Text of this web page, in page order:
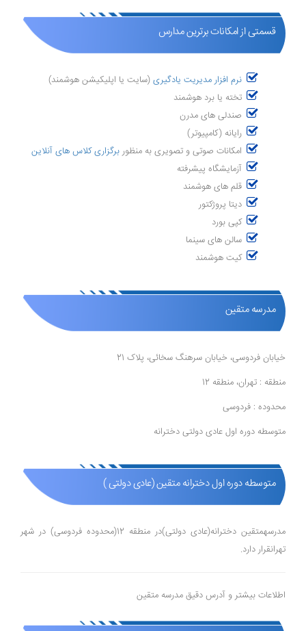
قسمتی از امکانات برترین مدارس
نرم افزار مدیریت یادگیری (سایت یا اپلیکیشن هوشمند)
تخته یا برد هوشمند
صندلی های مدرن
رایانه (کامپیوتر)
امکانات صوتی و تصویری به منظور برگزاری کلاس های آنلاین
آزمایشگاه پیشرفته
قلم های هوشمند
دیتا پروژکتور
کپی بورد
سالن های سینما
کیت هوشمند
مدرسه متقین
خیابان فردوسی، خیابان سرهنگ سخائی، پلاک 21
منطقه : تهران، منطقه 12
محدوده : فردوسی
متوسطه دوره اول عادی دولتی دخترانه
متوسطه دوره اول دخترانه متقین (عادی دولتی )
مدرسهمتقین دخترانه(عادی دولتی)در منطقه 12(محدوده فردوسی) در شهر
تهرانقرار دارد.
اطلاعات بیشتر و آدرس دقیق مدرسه متقین